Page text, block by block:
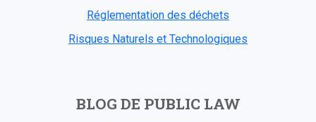
Réglementation des déchets
Risques Naturels et Technologiques
BLOG DE PUBLIC LAW